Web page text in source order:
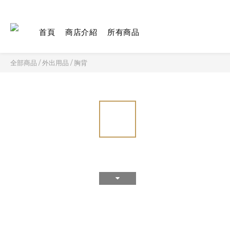
首頁 商店介紹 所有商品
全部商品 /外出用品 /胸背